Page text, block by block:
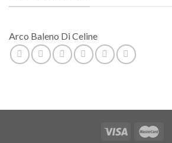
Arco Baleno Di Celine